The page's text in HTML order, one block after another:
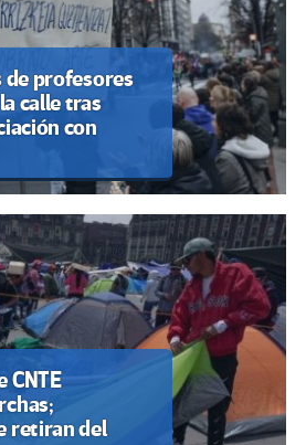
de profesores
calle tras
con
CNTE
retiran del